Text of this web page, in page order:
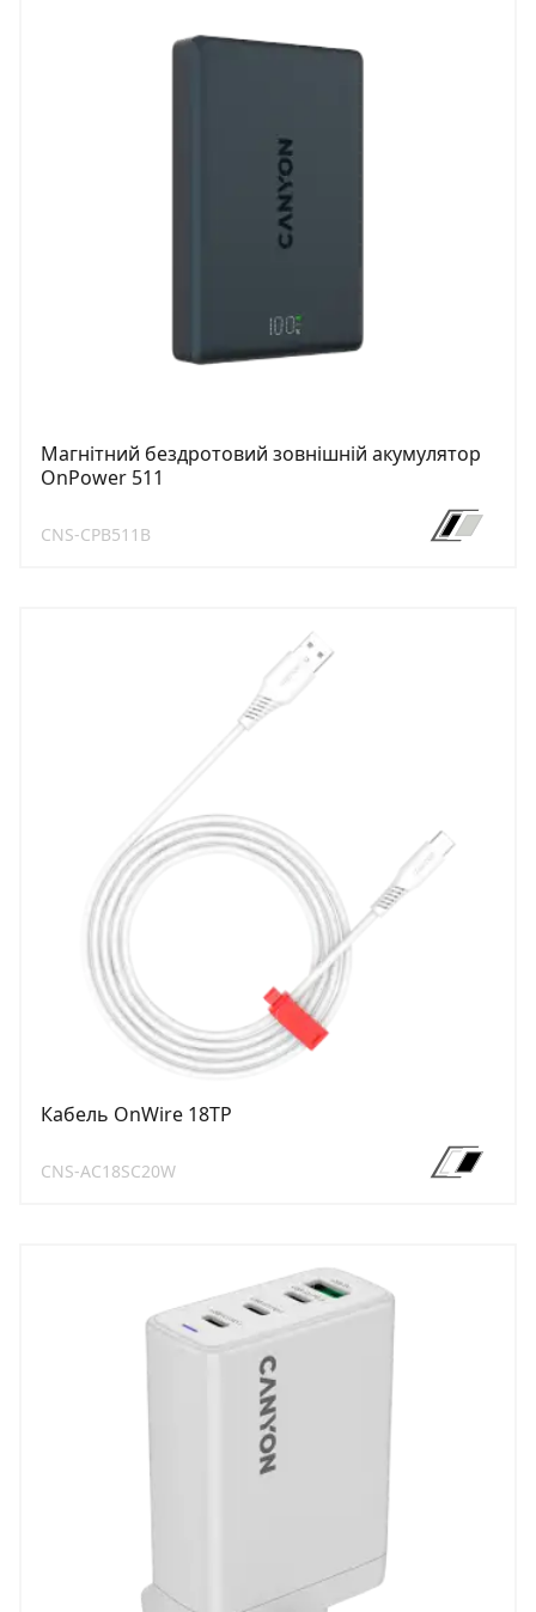
Магнітний бездротовий зовнішній акумулятор
OnPower 511
CNS-CPB511B
Кабель OnWire 18TP
CNS-AC18SC20W